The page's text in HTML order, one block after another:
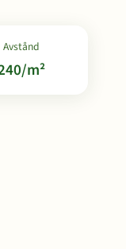
Avstånd
m²